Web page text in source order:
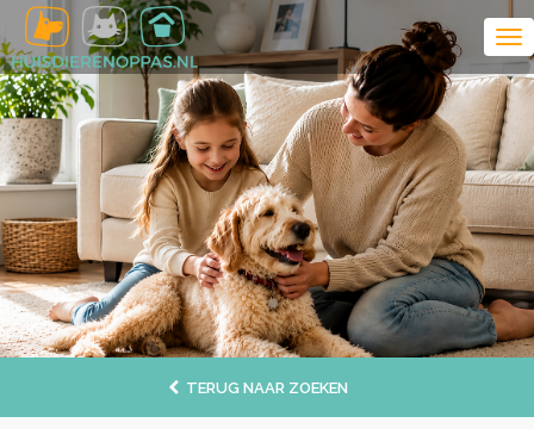
TERUG NAAR ZOEKEN